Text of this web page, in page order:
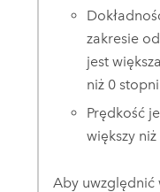
zakresie
jest
niż 0
Prędkość
większy
Aby uwzględnić